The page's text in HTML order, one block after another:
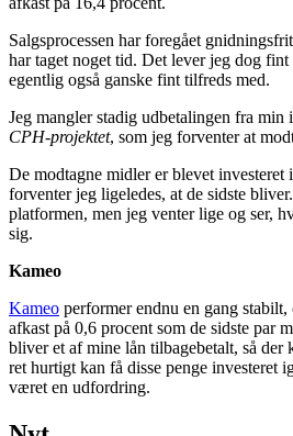
Salgsprocessen har foregået
har taget noget tid. Det lever jeg dog
egentlig også ganske fint tilfreds med.
Jeg mangler stadig udbetalingen fra min
CPH-projektet, som jeg forventer at
De modtagne midler er blevet investeret
forventer jeg ligeledes, at de sidste
platformen, men jeg venter lige og ser,
sig.
Kameo
Kameo performer endnu en gang
afkast på 0,6 procent som de sidste par
bliver et af mine lån tilbagebetalt, så der
ret hurtigt kan få disse penge investeret
været en udfordring.